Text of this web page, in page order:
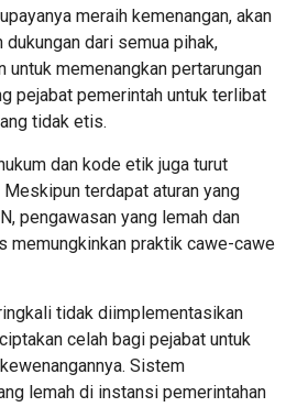
meraih kemenangan, akan
dukungan dari semua pihak,
untuk memenangkan pertarungan
pejabat pemerintah untuk terlibat
tidak etis.
dan kode etik juga turut
terdapat aturan yang
pengawasan yang lemah dan
memungkinkan praktik cawe-cawe
tidak diimplementasikan
celah bagi pejabat untuk
Sistem
lemah di instansi pemerintahan